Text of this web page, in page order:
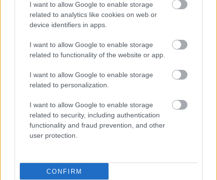
I want to allow Google to enable storage
related to analytics like cookies on web or
device identifiers in apps.
I want to allow Google to enable storage
related to functionality of the website or app.
I want to allow Google to enable storage
related to personalization.
I want to allow Google to enable storage
related to security, including authentication
functionality and fraud prevention, and other
user protection.
CONFIRM
Ezen a helyen akar szexelni a
Legnépszerűbb témák
ZUHANYZÁS ÉLETMÓD FÜRDÉS ÉLETMÓD
SZÉPSÉG
HIDEG VÍZ
HIDRATÁLÁS
TESTÁPOLÓ
KONTAKTLENCSE